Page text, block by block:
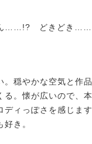
ん……!? どきどき
。穏やかな空気と作
。懐が広いので、
ィっぽさを感じま
き。